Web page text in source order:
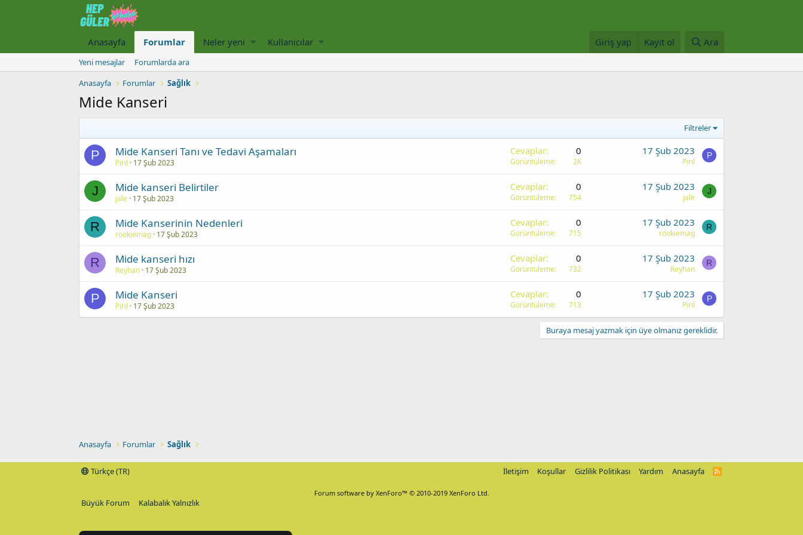
Anasayfa Forumlar Neler yeni Kullanıcılar Giriş yap Kayıt ol Ara
Yeni mesajlar
Forumlarda ara
Anasayfa
Forumlar Sağlık
Mide Kanseri
Filtreler
P Mide Kanseri Tanı ve Tedavi Aşamaları
Pırıl 17 Şub 2023
Cevaplar 0
Görüntüleme 2K
17 Şub 2023
Pırıl
P
J Mide kanseri Belirtiler
jale 17 Şub 2023
Cevaplar 0
Görüntüleme 754
17 Şub 2023
jale
J
R Mide Kanserinin Nedenleri
rookiemag 17 Şub 2023
Cevaplar 0
Görüntüleme 715
17 Şub 2023
rookiemag
R
R Mide kanseri hızı
Reyhan 17 Şub 2023
Cevaplar 0
Görüntüleme 732
17 Şub 2023
Reyhan
R
P Mide Kanseri
Pırıl 17 Şub 2023
Cevaplar 0
Görüntüleme 713
17 Şub 2023
Pırıl
P
Buraya mesaj yazmak için üye olmanız gereklidir.
Anasayfa Forumlar Sağlık
Türkçe (TR) İletişim Koşullar Gizlilik Politikası Yardım Anasayfa
R
Forum software by XenForo™ © 2010-2019 XenForo Ltd.
Büyük Forum Kalabalık Yalnızlık